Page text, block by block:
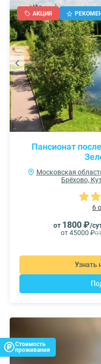
АКЦИЯ
Пансионат
Московская
Брёхово,
6
от 1800 ₽/
от 45000 ₽
Узнать
Стоимость
проживания